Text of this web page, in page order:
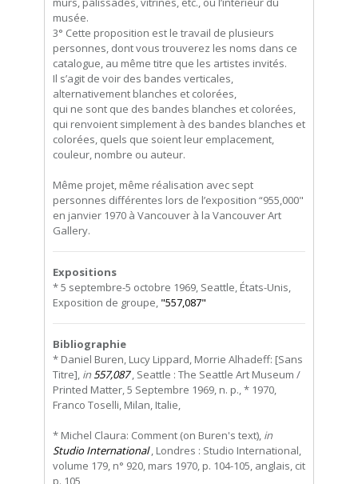
musée.
3° Cette proposition est le travail de plusieurs
personnes, dont vous trouverez les noms dans ce
catalogue, au même titre que les artistes invités.
Il s’agit de voir des bandes verticales,
alternativement blanches et colorées,
qui ne sont que des bandes blanches et colorées,
qui renvoient simplement à des bandes blanches et
colorées, quels que soient leur emplacement,
couleur, nombre ou auteur.
Même projet, même réalisation avec sept
personnes différentes lors de l’exposition “955,000"
en janvier 1970 à Vancouver à la Vancouver Art
Gallery.
Expositions
* 5 septembre-5 octobre 1969, Seattle, États-Unis,
Exposition de groupe, "557,087"
Bibliographie
* Daniel Buren, Lucy Lippard, Morrie Alhadeff: [Sans
Titre], in 557,087, Seattle : The Seattle Art Museum /
Printed Matter, 5 Septembre 1969, n. p., * 1970,
Franco Toselli, Milan, Italie,
* Michel Claura: Comment (on Buren's text), in
Studio International, Londres : Studio International,
volume 179, n° 920, mars 1970, p. 104-105, anglais, cit
p. 105